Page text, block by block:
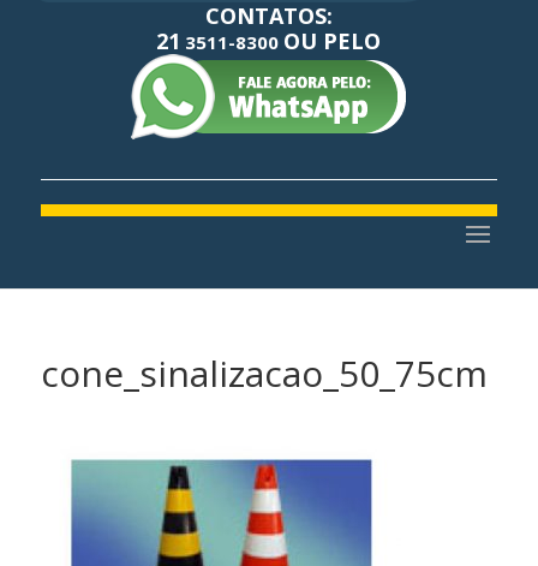
CONTATOS:
21 3511-8300 OU PELO
cone_sinalizacao_50_75cm